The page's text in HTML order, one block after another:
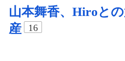
山本舞香、Hiroと
産
16